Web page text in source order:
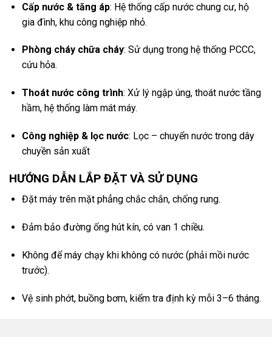
Cấp nước & tăng áp: Hệ thống cấp nước chung cư, hộ
gia đình, khu công nghiệp nhỏ.
Phòng cháy chữa cháy: Sử dụng trong hệ thống PCCC,
cứu hỏa.
Thoát nước công trình: Xử lý ngập úng, thoát nước tầng
hầm, hệ thống làm mát máy.
Công nghiệp & lọc nước: Lọc – chuyển nước trong dây
chuyền sản xuất
HƯỚNG DẪN LẮP ĐẶT VÀ SỬ DỤNG
Đặt máy trên mặt phẳng chắc chắn, chống rung.
Đảm bảo đường ống hút kín, có van 1 chiều.
Không để máy chạy khi không có nước (phải mồi nước
trước).
Vệ sinh phớt, buồng bơm, kiểm tra định kỳ mỗi 3–6 tháng.